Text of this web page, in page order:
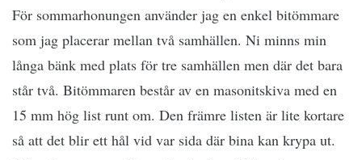
För sommarhonungen använder jag en enkel bitömmare
som jag placerar mellan två samhällen. Ni minns min
långa bänk med plats för tre samhällen men där det bara
står två. Bitömmaren består av en masonitskiva med en
15 mm hög list runt om. Den främre listen är lite kortare
så att det blir ett hål vid var sida där bina kan krypa ut.